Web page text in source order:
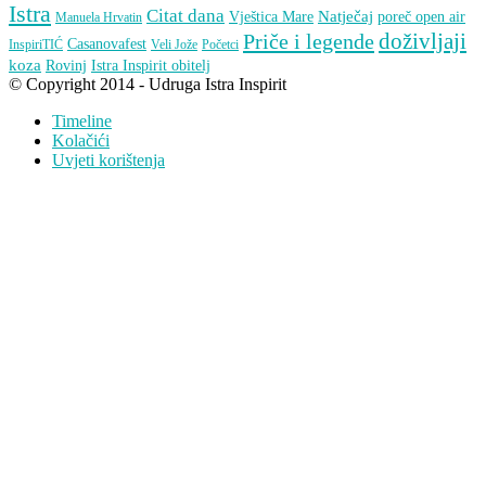
Istra Manuela Hrvatin Citat dana Vještica Mare Natječaj poreč open air
InspiriTIĆ Casanovafest Veli Jože Početci Priče i legendedoživljaji
koza Rovinj Istra Inspirit obitelj
© Copyright 2014 - Udruga Istra Inspirit
Timeline
Kolačići
Uvjeti korištenja